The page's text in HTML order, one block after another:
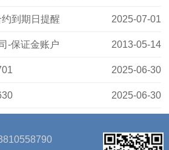
到期日提醒 2025-07-01
-保证金账户 2013-05-14
2025-06-30
2025-06-30